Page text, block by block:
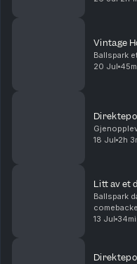
Vintage
Ballspark
20 Jul
18 Jul 2h
Litt av et
Ballspark
13 Jul